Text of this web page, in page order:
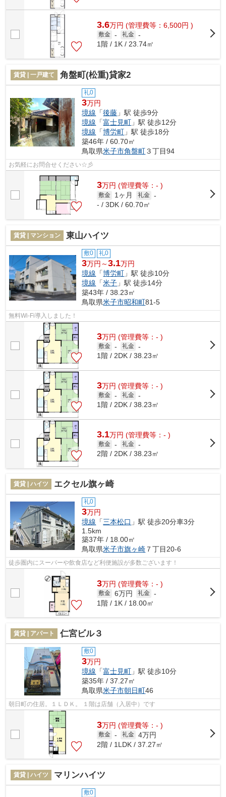
3.6万円 (管理費等：6,500円 )
敷金 - 礼金 -
1階 / 1K / 23.74㎡
賃貸 | 一戸建て 角盤町(松重)貸家2
礼0
3万円
境線 「後藤 」駅 徒歩9分
境線 「富士見町 」駅 徒歩12分
境線 「博労町 」駅 徒歩18分
築46年 / 60.70㎡
鳥取県米子市角盤町３丁目94
お気軽にお問合せください☆彡
3万円 (管理費等：- )
敷金 1ヶ月 礼金 -
- / 3DK / 60.70㎡
賃貸 | マンション 東山ハイツ
敷0 礼0
3万円～3.1万円
境線 「博労町 」駅 徒歩10分
境線 「米子 」駅 徒歩14分
築43年 / 38.23㎡
鳥取県米子市昭和町81-5
無料Wi-Fi導入しました！
3万円 (管理費等：- )
敷金 - 礼金 -
1階 / 2DK / 38.23㎡
3万円 (管理費等：- )
敷金 - 礼金 -
1階 / 2DK / 38.23㎡
3.1万円 (管理費等：- )
敷金 - 礼金 -
2階 / 2DK / 38.23㎡
賃貸 | ハイツ エクセル旗ヶ崎
礼0
3万円
境線 「三本松口 」駅 徒歩20分車3分
1.5km
築37年 / 18.00㎡
鳥取県米子市旗ヶ崎 ７丁目20-6
徒歩圏内にスーパーや飲食店など利便施設が多数ございます！
3万円 (管理費等：- )
敷金 6万円 礼金 -
1階 / 1K / 18.00㎡
賃貸 | アパート 仁宮ビル３
敷0
3万円
境線 「富士見町 」駅 徒歩10分
築35年 / 37.27㎡
鳥取県米子市朝日町46
朝日町の住居。１ＬＤＫ。 １階は店舗（入居中）です
3万円 (管理費等：- )
敷金 - 礼金 4万円
2階 / 1LDK / 37.27㎡
賃貸 | ハイツ マリンハイツ
敷0